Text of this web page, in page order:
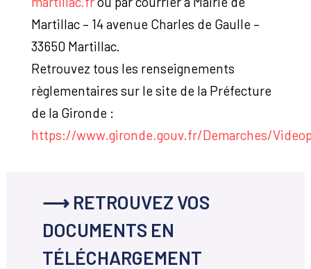
Martillac – 14 avenue Charles de Gaulle –
33650 Martillac.
Retrouvez tous les renseignements
règlementaires sur le site de la Préfecture
de la Gironde :
https://www.gironde.gouv.fr/Demarches/
⟶ RETROUVEZ VOS
DOCUMENTS EN
TÉLÉCHARGEMENT